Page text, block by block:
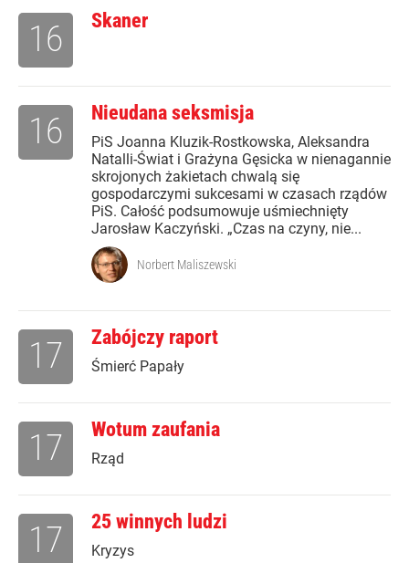
Skaner
16
Nieudana seksmisja
PiS Joanna Kluzik-Rostkowska, Aleksandra
Natalli-Świat i Grażyna Gęsicka w nienagannie
skrojonych żakietach chwalą się
gospodarczymi sukcesami w czasach rządów
PiS. Całość podsumowuje uśmiechnięty
Jarosław Kaczyński. „Czas na czyny, nie...
16
Norbert Maliszewski
Zabójczy raport
Śmierć Papały
17
Wotum zaufania
Rząd
17
25 winnych ludzi
Kryzys
17